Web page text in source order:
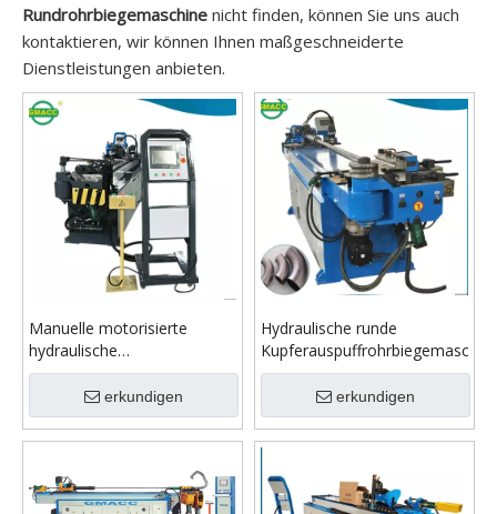
Rundrohrbiegemaschine nicht finden, können Sie uns auch
kontaktieren, wir können Ihnen maßgeschneiderte
Dienstleistungen anbieten.
Manuelle motorisierte
hydraulische
Rundrohrbiegemaschine
erkundigen
Hydraulische runde
erkundigen